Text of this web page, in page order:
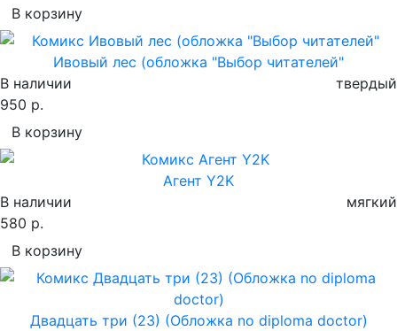
В корзину
Ивовый лес (обложка "Выбор читателей"
В наличии
твердый
950 р.
В корзину
Агент Y2K
В наличии
мягкий
580 р.
В корзину
Двадцать три (23) (Обложка no diploma doctor)